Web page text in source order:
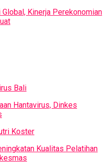
Kinerja Perekonomian
Hantavirus, Dinkes
Kualitas Pelatihan